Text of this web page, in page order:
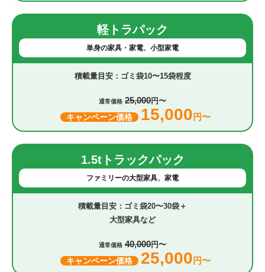
軽トラパック
単身の家具・家電、小型家電
ゴミ袋10〜15袋程度
通常価格 25,000円〜
キャンペーン価格 15,000 円〜
1.5tトラックパック
ファミリーの大型家具、家電
ゴミ袋20〜30袋＋
大型家具など
通常価格 40,000円〜
キャンペーン価格 25,000 円〜